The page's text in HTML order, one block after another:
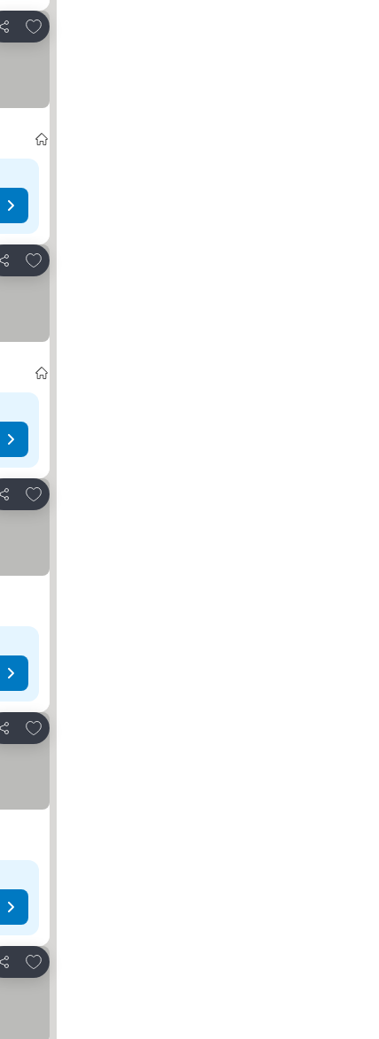
Condividi
Aggiungi ai preferiti
Condividi
Aggiungi ai preferiti
Condividi
Aggiungi ai preferiti
Condividi
Aggiungi ai preferiti
Condividi
Aggiungi ai preferiti